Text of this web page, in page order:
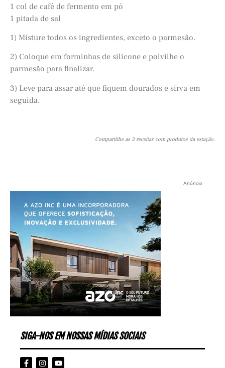
1 col de café de fermento em pó
1 pitada de sal
1) Misture todos os ingredientes, exceto o parmesão.
2) Coloque em forminhas de silicone e polvilhe o
parmesão para finalizar.
3) Leve para assar até que fiquem dourados e sirva em
seguida.
Compartilhe as 3 receitas com produtos da estação.
Anúncio
SIGA-NOS EM NOSSAS MÍDIAS SOCIAIS